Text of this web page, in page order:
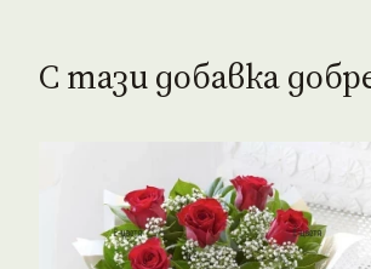
С тази добавка